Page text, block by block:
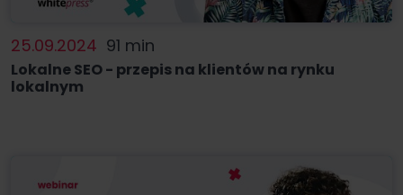
25.09.2024 91 min
Lokalne SEO - przepis na klientów na rynku
lokalnym